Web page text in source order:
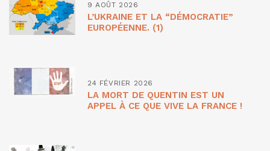
9 AOÛT 2026
L’UKRAINE ET LA “DÉMOCRATIE”
EUROPÉENNE. (1)
24 FÉVRIER 2026
LA MORT DE QUENTIN EST UN
APPEL À CE QUE VIVE LA FRANCE !